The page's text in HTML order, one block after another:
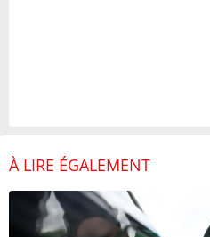
À LIRE ÉGALEMENT